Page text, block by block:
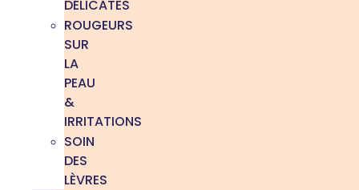
DÉLICATES
ROUGEURS
SUR
LA
PEAU
&
IRRITATIONS
SOIN
DES
LÈVRES